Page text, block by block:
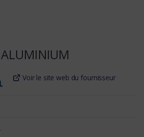
ALUMINIUM
Voir le site web du fournisseur